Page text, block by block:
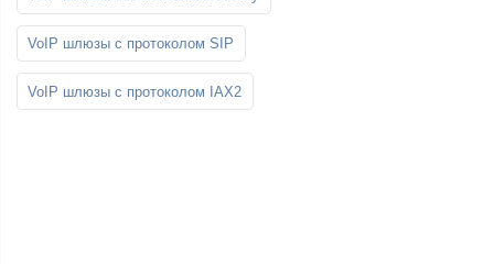
VoIP шлюзы с протоколом SIP
VoIP шлюзы с протоколом IAX2